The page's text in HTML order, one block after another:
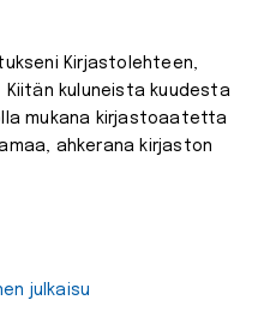
Kirjastolehteen,
kuluneista kuudesta
mukana kirjastoaatetta
ahkerana kirjaston
julkaisu